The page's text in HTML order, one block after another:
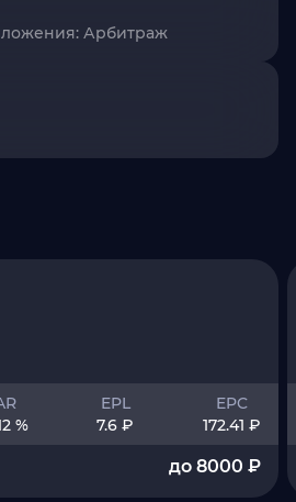
Арбитраж
%
EPL
7.6 ₽
EPC
172.41 ₽
до 8000 ₽